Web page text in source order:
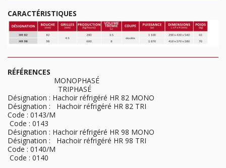
CARACTÉRISTIQUES
RÉFÉRENCES
MONOPHASÉ
TRIPHASÉ
Désignation : Hachoir réfrigéré HR 82 MONO
Désignation : Hachoir réfrigéré HR 82 TRI
Code : 0143/M
Code : 0143
Désignation : Hachoir réfrigéré HR 98 MONO
Désignation : Hachoir réfrigéré HR 98 TRI
Code : 0140/M
Code : 0140